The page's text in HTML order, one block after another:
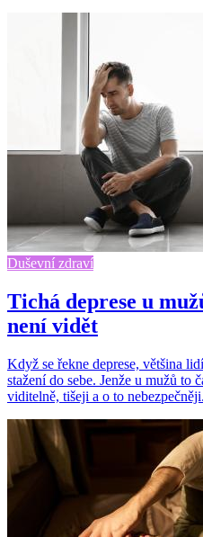
Duševní zdraví
Tichá deprese u
není vidět
Když se řekne deprese, většina
stažení do sebe. Jenže u mužů to
viditelně, tišeji a o to nebezpečněji.